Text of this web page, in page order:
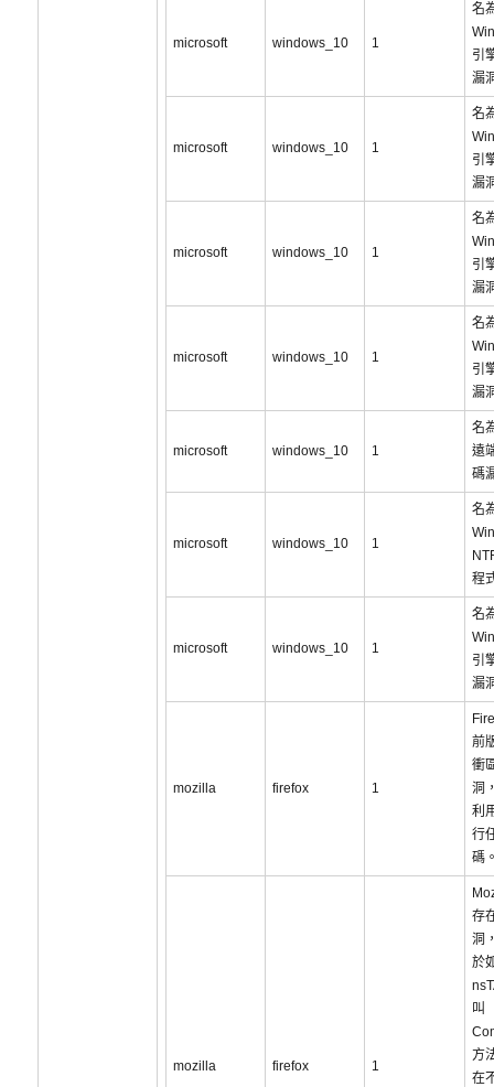
microsoft windows_10 1
名
引
漏
microsoft windows_10 1
名
引
漏
microsoft windows_10 1
名
引
漏
microsoft windows_10 1
名
引
漏
microsoft windows_10 1
名
遠
碼
microsoft windows_10 1
名
程
microsoft windows_10 1
名
引
漏
mozilla firefox 1
前
衝
洞
利
行
碼
mozilla firefox 1
存
洞
於
叫
方
在